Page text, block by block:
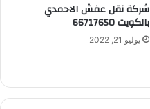
شركة نقل عفش الاحمدي
بالكويت 66717650
يوليو 21, 2022